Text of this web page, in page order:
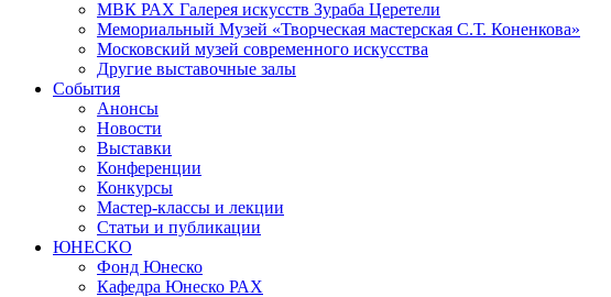
МВК РАХ Галерея искусств Зураба Церетели
Мемориальный Музей «Творческая мастерская С.Т. Коненкова»
Московский музей современного искусства
Другие выставочные залы
События
Анонсы
Новости
Выставки
Конференции
Конкурсы
Мастер-классы и лекции
Статьи и публикации
ЮНЕСКО
Фонд Юнеско
Кафедра Юнеско РАХ